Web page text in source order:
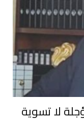
لا تسوية